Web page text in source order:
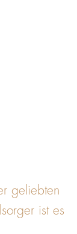
geliebten
ist es